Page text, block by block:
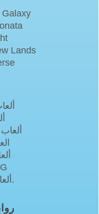
Lands
ألعاب الأندرويد.